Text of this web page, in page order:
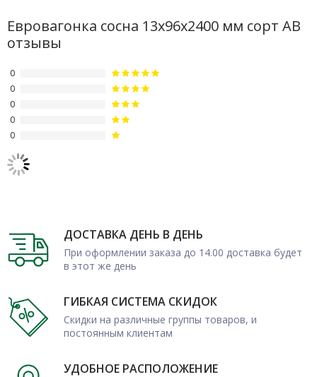
Евровагонка сосна 13х96х2400 мм сорт АВ
отзывы
0
0
0
0
0
ДОСТАВКА ДЕНЬ В ДЕНЬ
При оформлении заказа до 14.00 доставка будет
в этот же день
ГИБКАЯ СИСТЕМА СКИДОК
Скидки на различные группы товаров, и
постоянным клиентам
УДОБНОЕ РАСПОЛОЖЕНИЕ